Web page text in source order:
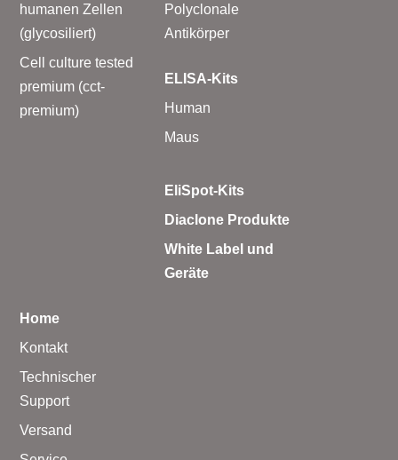
humanen Zellen
(glycosiliert)
Cell culture tested
premium (cct-
premium)
Polyclonale
Antikörper
ELISA-Kits
Human
Maus
EliSpot-Kits
Diaclone Produkte
White Label und
Geräte
Home
Kontakt
Technischer
Support
Versand